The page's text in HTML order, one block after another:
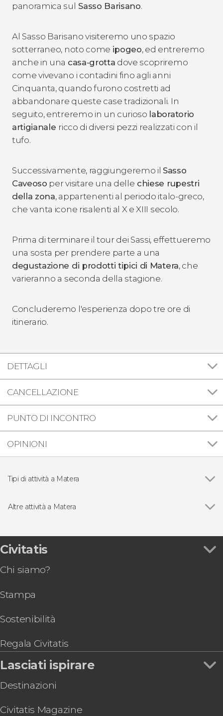
panoramica sul Sasso Barisano.
Al Sasso Barisano visiteremo uno spazio
sotterraneo, noto come ipogeo, ed entreremo
anche in una casa-grotta dove scopriremo
come vivevano i contadini fino agli anni
Cinquanta, quando furono costretti ad
abbandonare queste case tradizionali. In
seguito, entreremo in un curioso laboratorio
artigianale ricco di diversi pezzi realizzati con il
tufo.
Successivamente, raggiungeremo il Sasso
Caveoso per visitare una delle chiese rupestri
della zona, appartenenti al periodo italo-greco,
che vanta icone risalenti al X e XIII secolo.
Prima di terminare il tour dei Sassi, effettueremo
una sosta per prendere parte a una
degustazione di prodotti tipici di Matera, che
varieranno a seconda della stagione.
Concluderemo l'esperienza dopo tre ore di
itinerario.
DETTAGLI
CANCELLAZIONE
PUNTO DI INCONTRO
OPINIONI
Tipi di attività a Matera
Altre attività a Matera
Tour della Cripta del Peccato Originale
Laboratorio del pane di Matera
Tour di Matera in bicicletta elettrica
Biglietti per l'Ipogeo MateraSum con audioguida
Civitatis
Chi siamo?
Stampa
Sostenibilità
Regala Civitatis
Lasciati ispirare
Destinazioni
Civitatis Magazine